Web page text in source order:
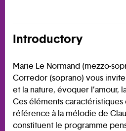
Introductory
Marie Le Normand (mezzo-
Corredor (soprano) vous
et la nature, évoquer l’amour,
Ces éléments caractéristiques
référence à la mélodie de
constituent le programme